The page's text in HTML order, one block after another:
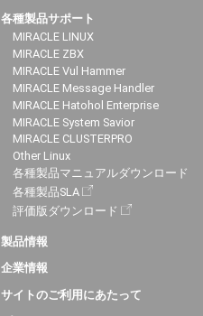
各種製品サポート
MIRACLE LINUX
MIRACLE ZBX
MIRACLE Vul Hammer
MIRACLE Message Handler
MIRACLE Hatohol Enterprise
MIRACLE System Savior
MIRACLE CLUSTERPRO
Other Linux
各種製品マニュアルダウンロード
各種製品SLA
評価版ダウンロード
製品情報
企業情報
サイトのご利用にあたって